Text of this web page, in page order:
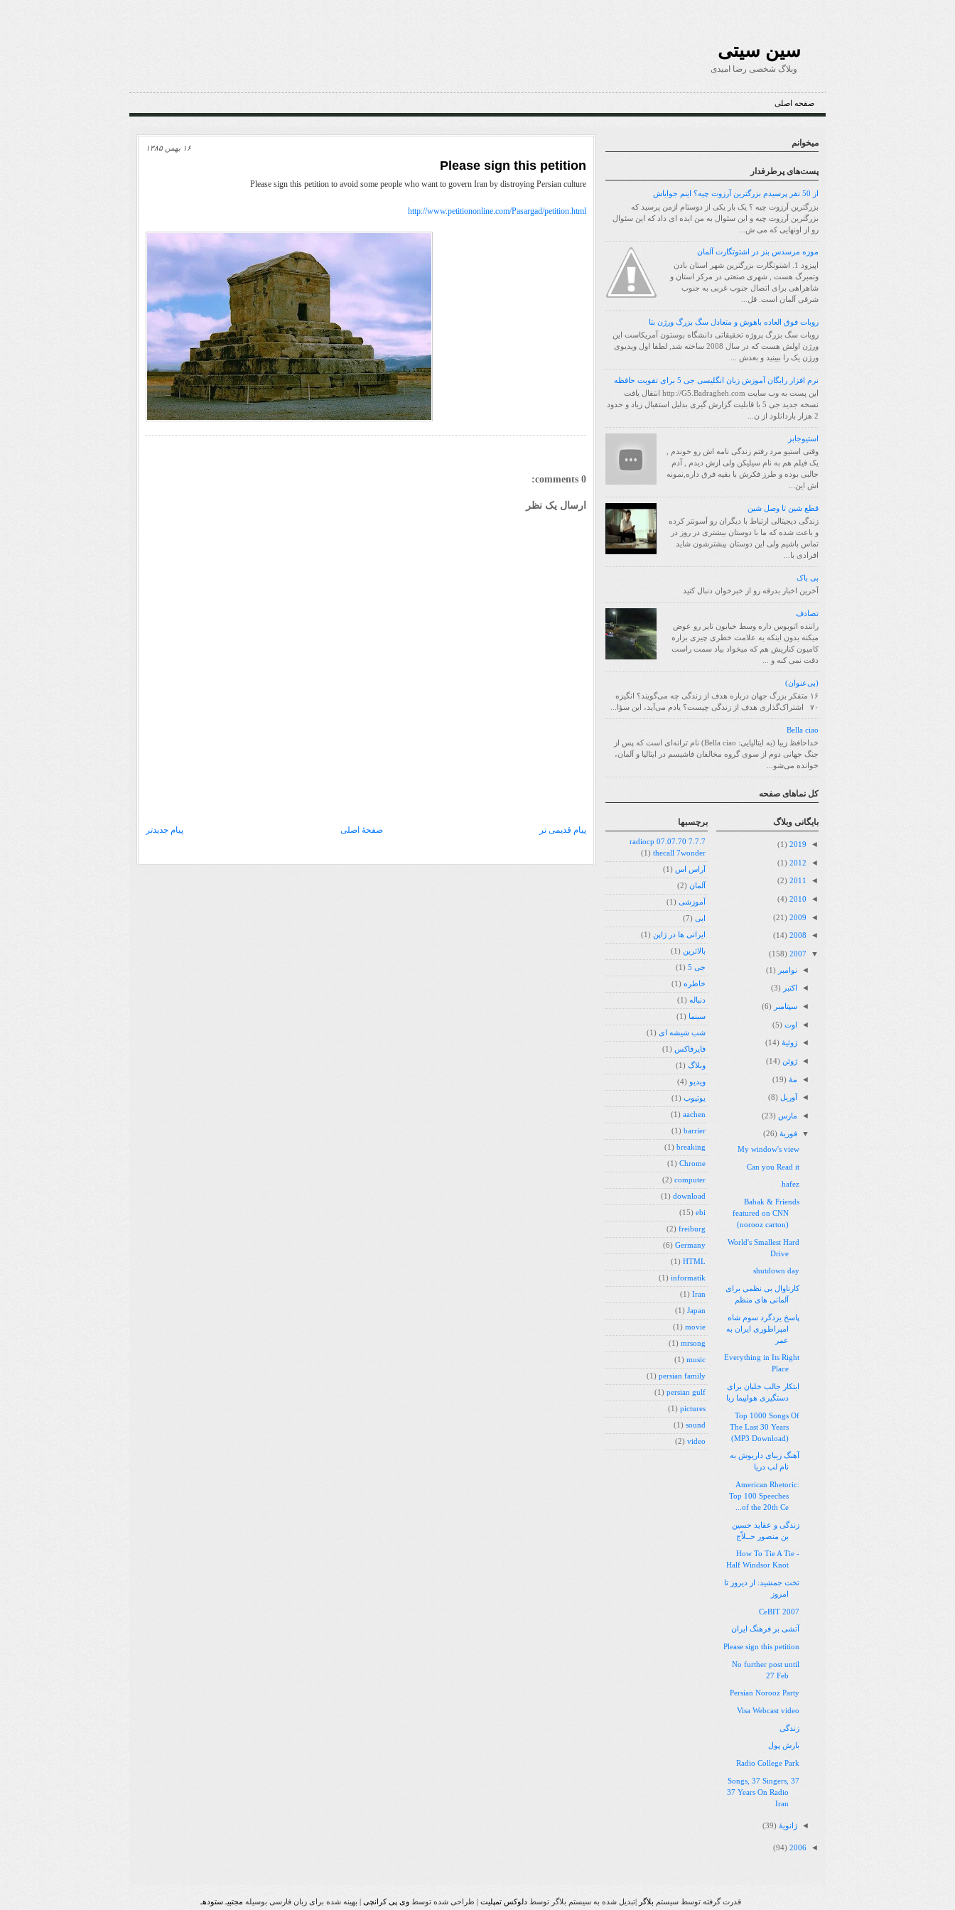
سین سیتی
وبلاگ شخصی رضا امیدی
صفحه اصلی
۱۶ بهمن ۱۳۸۵
Please sign this petition
Please sign this petition to avoid some people who want to govern Iran by distroying Persian culture
http://www.petitiononline.com/Pasargad/petition.html
0 comments:
ارسال یک نظر
پیام جدیدتر پیام قدیمی تر صفحهٔ اصلی
میخوانم
پست‌های پرطرفدار
از 50 نفر پرسیدم بزرگترین آرزوت چیه؟ اینم جواباش
بزرگترین آرزوت چیه ؟ یک بار یکی از دوستام ازمن پرسید که
بزرگترین آرزوت چیه و این سئوال به من ایده ای داد که این سئوال
رو از اونهایی که می ش...
موزه مرسدس بنز در اشتوتگارت آلمان
اپیزود 1. اشتوتگارت بزرگترین شهر استان بادن
وتمبرگ هست , شهری صنعتی در مرکز استان و
شاهراهی برای اتصال جنوب غربی به جنوب
شرقی آلمان است. قل...
روبات فوق العاده باهوش و متعادل سگ بزرگ ورژن بتا
روبات سگ بزرگ پروژه تحقیقاتی دانشگاه بوستون آمریکاست این
ورژن اولش هست که در سال 2008 ساخته شد, لطفا اول ویدیوی
ورژن یک را ببینید و بعدش ...
نرم افزار رایگان آموزش زبان انگلیسی جی 5 برای تقویت حافظه
این پست به وب سایت http://G5.Badragheh.com انتقال یافت
نسخه جدید جی 5 با قابلیت گزارش گیری بدلیل استقبال زیاد و حدود
2 هزار باردانلود از ن...
استیوجابز
وقتی استیو مرد رفتم زندگی نامه اش رو خوندم ,
یک فیلم هم به نام سیلیکن ولی ازش دیدم , آدم
جالبی بوده و طرز فکرش با بقیه فرق داره,نمونه
اش این...
قطع شین تا وصل شین
زندگی دیجیتالی ارتباط با دیگران رو آسونتر کرده
و باعث شده که ما با دوستان بیشتری در روز در
تماس باشیم ولی این دوستان بیشترشون شاید
افرادی با...
بی باک
آخرین اخبار بدرقه رو از خبرخوان دنبال کنید
تصادف
راننده اتوبوس داره وسط خیابون تایر رو عوض
میکنه بدون اینکه یه علامت خطری چیزی بزاره
کامیون کناریش هم که میخواد بیاد سمت راست
دقت نمی کنه و ...
(بی‌عنوان)
۱۶ متفکر بزرگ جهان درباره هدف از زندگی چه می‌گویند؟ انگیزه
۷۰ اشتراک‌گذاری هدف از زندگی چیست؟ یادم می‌آید، این سؤا...
Bella ciao
خداحافظ زیبا (به ایتالیایی: Bella ciao) نام ترانه‌ای است که پس از
جنگ جهانی دوم از سوی گروه مخالفان فاشیسم در ایتالیا و آلمان،
خوانده می‌شو...
کل نماهای صفحه
برچسبها
7.7.7 07.07.70 radiocp
thecall 7wonder
(1)
آراس اس (1)
آلمان (2)
آموزشی (1)
ابی (7)
ایرانی ها در ژاپن (1)
بالاترین (1)
جی 5 (1)
خاطره (1)
دنباله (1)
سینما (1)
شب شیشه ای (1)
فایرفاکس (1)
وبلاگ (1)
ویدیو (4)
یوتیوب (1)
aachen
(1)
barrier
(1)
breaking
(1)
Chrome
(1)
computer
(2)
download
(1)
ebi
(15)
freiburg
(2)
Germany
(6)
HTML
(1)
informatik
(1)
Iran
(1)
Japan
(1)
movie
(1)
mrsong
(1)
music
(1)
persian family
(1)
persian gulf
(1)
pictures
(1)
sound
(1)
video
(2)
بايگانی وبلاگ
◄
2019
(1)
◄
2012
(1)
◄
2011
(2)
◄
2010
(4)
◄
2009
(21)
◄
2008
(14)
▼
2007
(158)
◄ نوامبر (1)
◄ اکتبر (3)
◄ سپتامبر (6)
◄ اوت (5)
◄ ژوئیهٔ (14)
◄ ژوئن (14)
◄ مهٔ (19)
◄ آوریل (8)
◄ مارس (23)
▼ فوریهٔ (26)
My window's view
Can you Read it
hafez
Babak & Friends
featured on CNN
(norooz carton)
World's Smallest Hard
Drive
shutdown day
کارناوال بی نظمی برای
آلمانی های منظم
پاسخ یزدگرد سوم شاه
امپراطوری ایران به
عمر
Everything in Its Right
Place
ابتکار جالب خلبان برای
دستگیری هواپیما ربا
Top 1000 Songs Of
The Last 30 Years
(MP3 Download)
آهنگ زیبای داریوش به
نام لب دریا
American Rhetoric:
Top 100 Speeches
of the 20th Ce...
زندگی و عقاید حسین
بن منصور حــلاّج
How To Tie A Tie -
Half Windsor Knot
تخت جمشید: از دیروز تا
امروز
CeBIT 2007
آتشی بر فرهنگ ایران
Please sign this petition
No further post until
27 Feb
Persian Norooz Party
Visa Webcast video
زندگی
بارش پول
Radio College Park
37 Songs, 37 Singers,
37 Years On Radio
Iran
◄ ژانویهٔ (39)
◄
2006
(94)
قدرت گرفته توسط سیستمبلاگر |تبدیل شده به سیستم بلاگر توسطدلوکس تمپلیت | طراحی شده توسطوی پی کرانچی | بهینه شده برای زبان فارسی بوسیله مجتبیـ ستودهـ